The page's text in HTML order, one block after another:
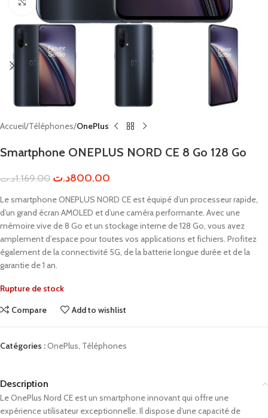
Accueil Téléphones OnePlus
Smartphone ONEPLUS NORD CE 8 Go 128 Go
1,169.00د.ت 800.00د.ت
Le smartphone ONEPLUS NORD CE est équipé d’un processeur rapide,
d’un grand écran AMOLED et d’une caméra performante. Avec une
mémoire vive de 8 Go et un stockage interne de 128 Go, vous avez
amplement d’espace pour toutes vos applications et fichiers. Profitez
également de la connectivité 5G, de la batterie longue durée et de la
garantie de 1 an.
Rupture de stock
Compare
Add to wishlist
Catégories :OnePlus, Téléphones
Description
Le OnePlus Nord CE est un smartphone innovant qui offre une
expérience utilisateur exceptionnelle. Il dispose d’une capacité de